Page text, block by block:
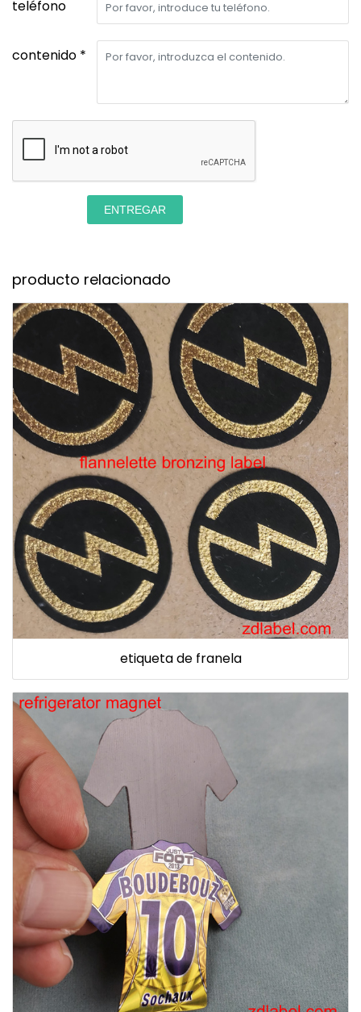
teléfono
contenido *
ENTREGAR
producto relacionado
etiqueta de franela